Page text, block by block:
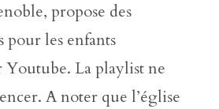
propose des
pour les enfants
Youtube. La playlist ne
A noter que l’église